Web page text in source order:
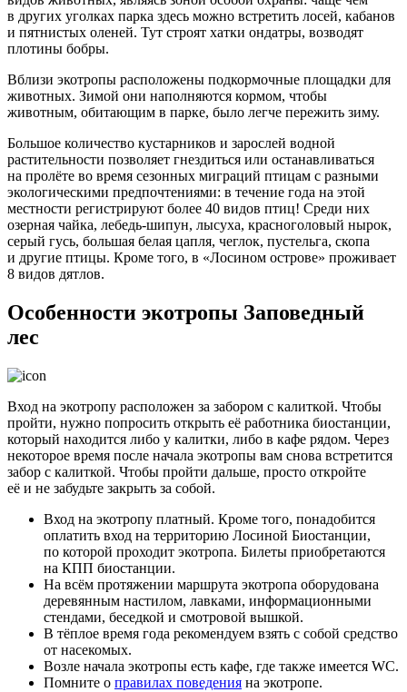
в других уголках парка здесь можно встретить лосей, кабанов
и пятнистых оленей. Тут строят хатки ондатры, возводят
плотины бобры.
Вблизи экотропы расположены подкормочные площадки для
животных. Зимой они наполняются кормом, чтобы
животным, обитающим в парке, было легче пережить зиму.
Большое количество кустарников и зарослей водной
растительности позволяет гнездиться или останавливаться
на пролёте во время сезонных миграций птицам с разными
экологическими предпочтениями: в течение года на этой
местности регистрируют более 40 видов птиц! Среди них
озерная чайка, лебедь-шипун, лысуха, красноголовый нырок,
серый гусь, большая белая цапля, чеглок, пустельга, скопа
и другие птицы. Кроме того, в «Лосином острове» проживает
8 видов дятлов.
Особенности экотропы Заповедный
лес
Вход на экотропу расположен за забором с калиткой. Чтобы
пройти, нужно попросить открыть её работника биостанции,
который находится либо у калитки, либо в кафе рядом. Через
некоторое время после начала экотропы вам снова встретится
забор с калиткой. Чтобы пройти дальше, просто откройте
её и не забудьте закрыть за собой.
Вход на экотропу платный. Кроме того, понадобится
оплатить вход на территорию Лосиной Биостанции,
по которой проходит экотропа. Билеты приобретаются
на КПП биостанции.
На всём протяжении маршрута экотропа оборудована
деревянным настилом, лавками, информационными
стендами, беседкой и смотровой вышкой.
В тёплое время года рекомендуем взять с собой средство
от насекомых.
Возле начала экотропы есть кафе, где также имеется WC.
Помните о правилах поведения на экотропе.